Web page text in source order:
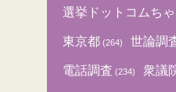
選挙ドットコムち
東京都 (264) 世論調
電話調査 (234) 衆議